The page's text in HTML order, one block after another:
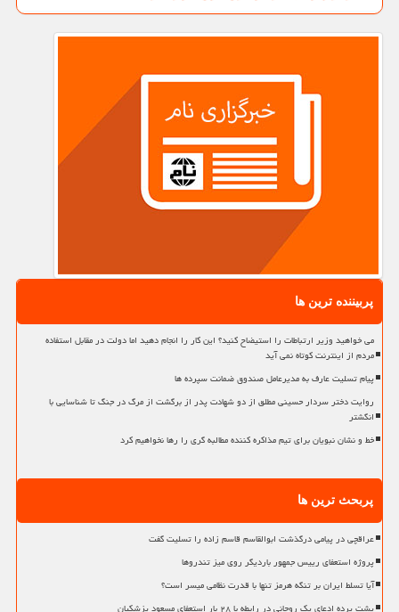
پربیننده ترین ها
می خواهید وزیر ارتباطات را استیضاح کنید؟ این کار را انجام دهید اما دولت در مقابل استفاده
مردم از اینترنت کوتاه نمی آید
پیام تسلیت عارف به مدیرعامل صندوق ضمانت سپرده ها
روایت دختر سردار حسینی مطلق از دو شهادت پدر از برگشت از مرگ در جنگ تا شناسایی با
انگشتر
خط و نشان نبویان برای تیم مذاکره کننده مطالبه گری را رها نخواهیم کرد
پربحث ترین ها
عراقچی در پیامی درگذشت ابوالقاسم قاسم زاده را تسلیت گفت
پروژه استعفای رییس جمهور باردیگر روی میز تندروها
آیا تسلط ایران بر تنگه هرمز تنها با قدرت نظامی میسر است؟